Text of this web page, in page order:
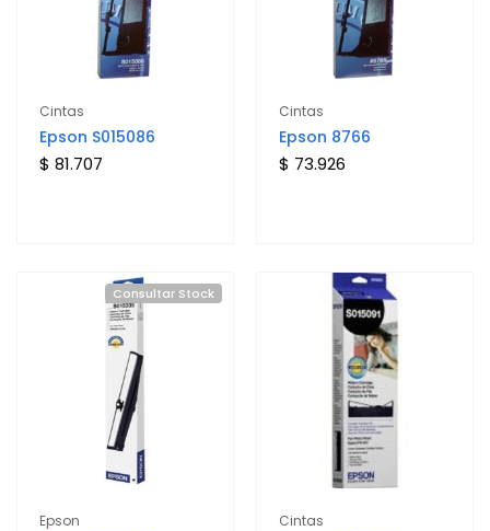
Cintas
Epson S015086
$ 81.707
Cintas
Epson 8766
$ 73.926
Consultar Stock
Epson Cintas